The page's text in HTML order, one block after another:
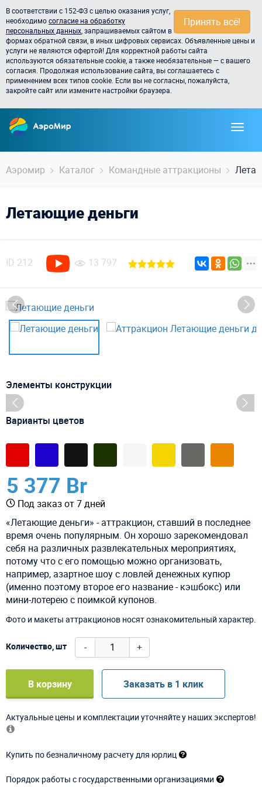
Принять всё!
В соответствии с 152-ФЗ с целью оказания услуг,
необходимосогласие на обработку
персональных данных , запрашиваемых сайтом в
формах обратной связи, в иных цифровых сервисах. Объявленные цены и
услуги не являются офертой! Для корректной работы сайта
используются обязательные cookie, а также необязательные — с вашего
согласия. Продолжая использование сайта, вы соглашаетесь с
применением всех типов cookie. Если вы не согласны, пожалуйста,
закройте сайт или измените настройки браузера.
Аэромир Каталог Командные аттракционы
Летающие деньги
ID 212 13 797
Элементы конструкции
Варианты цветов
5 377 Br
Под заказ от 7 дней
«Летающие деньги» - аттракцион, ставший в последнее
время очень популярным. Он хорошо зарекомендовал
себя на различных развлекательных мероприятиях,
потому что с его помощью можно организовать,
например, азартное шоу с ловлей денежных купюр
(именно поэтому второе его название - кэшбокс) или
мини-лотерею с поимкой купонов.
Фото и макеты аттракционов носят ознакомительный характер.
Количество, шт - +
В корзину Заказать в 1 клик
Актуальные цены и комплектации уточняйте у наших экспертов!
Купить по безналичному расчету для юрлиц
Порядок работы с государственными организациями